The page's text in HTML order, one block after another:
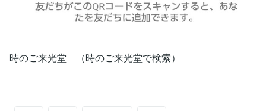
時のご来光堂 （時のご来光堂で検索）